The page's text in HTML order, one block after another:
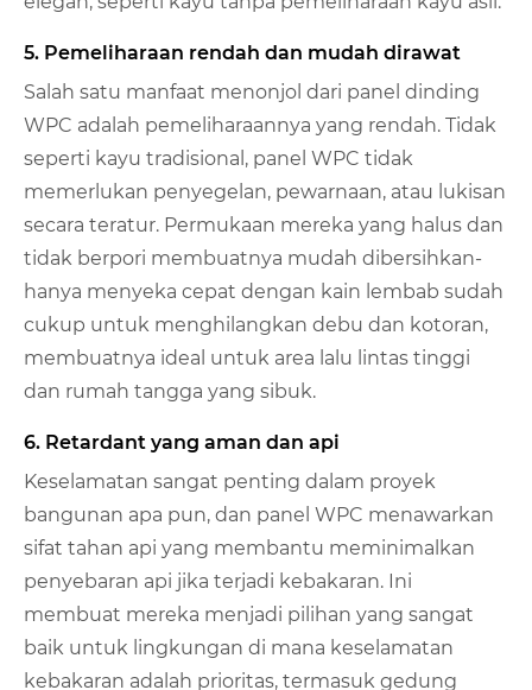
5. Pemeliharaan rendah dan mudah dirawat
Salah satu manfaat menonjol dari panel dinding
WPC adalah pemeliharaannya yang rendah. Tidak
seperti kayu tradisional, panel WPC tidak
memerlukan penyegelan, pewarnaan, atau lukisan
secara teratur. Permukaan mereka yang halus dan
tidak berpori membuatnya mudah dibersihkan-
hanya menyeka cepat dengan kain lembab sudah
cukup untuk menghilangkan debu dan kotoran,
membuatnya ideal untuk area lalu lintas tinggi
dan rumah tangga yang sibuk.
6. Retardant yang aman dan api
Keselamatan sangat penting dalam proyek
bangunan apa pun, dan panel WPC menawarkan
sifat tahan api yang membantu meminimalkan
penyebaran api jika terjadi kebakaran. Ini
membuat mereka menjadi pilihan yang sangat
baik untuk lingkungan di mana keselamatan
kebakaran adalah prioritas, termasuk gedung